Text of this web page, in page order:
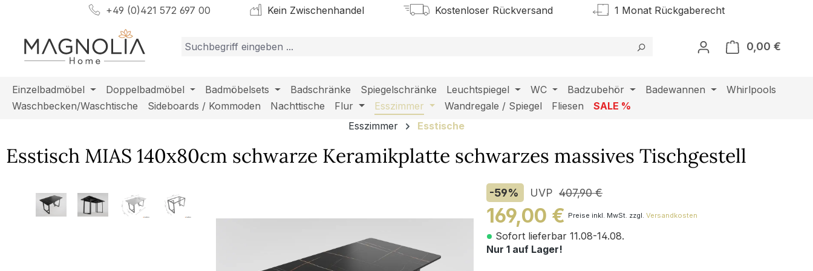
Hauptinhalt springen
Zur Suche springen
Zur Hauptnavigation springen+49 (0)421 572 697 00 Kein Zwischenhandel Kostenloser Rückversand 1 Monat Rückgaberecht
0,00 €
Einzelbadmöbel Doppelbadmöbel Badmöbelsets Badschränke Spiegelschränke Leuchtspiegel WC Badzubehör Badewannen
Whirlpools
Waschbecken/Waschtische
Sideboards / Kommoden Nachttische Flur Esszimmer Wandregale / Spiegel Fliesen
SALE %
Esszimmer
Esstische
Esstisch MIAS 140x80cm schwarze Keramikplatte schwarzes massives Tischgestell
Bildergalerie überspringen -59% UVP 407,90 €
169,00 € Preise inkl. MwSt. zzgl. Versandkosten
Sofort lieferbar 11.08-14.08.
Nur 1 auf Lager!